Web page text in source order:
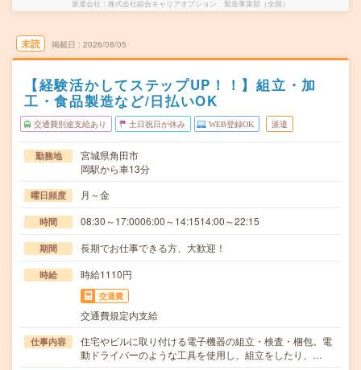
派遣会社 株式会社綜合キャリアオプション 製造事業部（全国）
未読 掲載日 2026/08/05
【経験活かしてステップUP！！】組立・加
工・食品製造など/日払いOK
交通費別途支給あり 土日祝日が休み WEB登録OK 派遣
勤務地
宮城県角田市
岡駅から車13分
曜日頻度 月～金
時間 08:30～17:0006:00～14:1514:00～22:15
期間 長期でお仕事できる方、大歓迎！
時給 時給1110円
交通費
交通費規定内支給
仕事内容
住宅やビルに取り付ける電子機器の組立・検査・梱包。電
動ドライバーのような工具を使用し、組立をしたり、…